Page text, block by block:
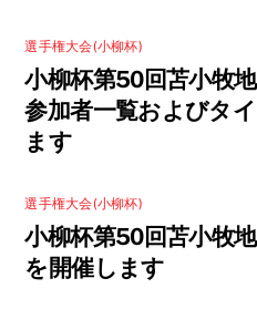
選手権大会(小柳杯)
小柳杯第50回苫小牧
参加者一覧およびタ
ます
選手権大会(小柳杯)
小柳杯第50回苫小牧
を開催します